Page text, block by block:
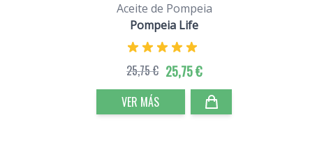
Aceite de Pompeia
Pompeia Life
25,75 €
25,75 €
VER MÁS